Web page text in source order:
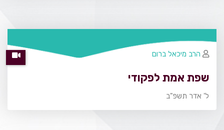
שפת אמת לפקודי
ל' אדר תשפ"ב
הרב מיכאל ברום